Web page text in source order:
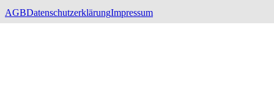
AGBDatenschutzerklärungImpressum